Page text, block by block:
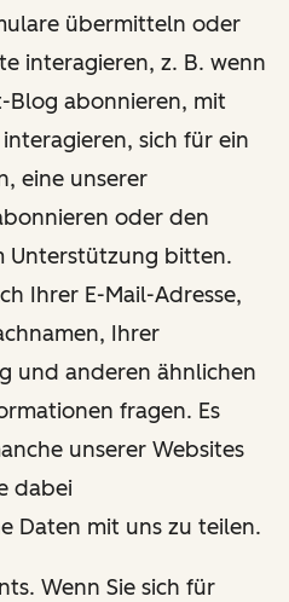
übermitteln oder
interagieren, z. B. wenn
Blog abonnieren, mit
sich für ein
eine unserer
oder den
Unterstützung bitten.
Ihrer E-Mail-Adresse,
Ihrer
und anderen ähnlichen
fragen. Es
unserer Websites
dabei
Daten mit uns zu teilen.
Wenn Sie sich für